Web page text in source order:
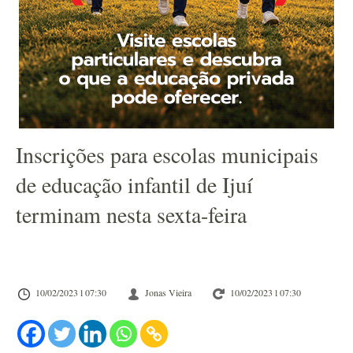
Inscrições para escolas municipais
de educação infantil de Ijuí
terminam nesta sexta-feira
10/02/2023 l 07:30 Jonas Vieira 10/02/2023 l 07:30